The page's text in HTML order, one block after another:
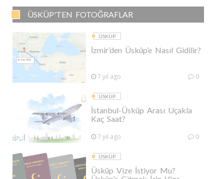
ÜSKÜP'TEN FOTOĞRAFLAR
ÜSKÜP
İzmir’den Üsküp’e Nasıl Gidilir?
7 yıl ago 0
ÜSKÜP
İstanbul-Üsküp Arası Uçakla
Kaç Saat?
7 yıl ago 0
ÜSKÜP
Üsküp Vize İstiyor Mu?